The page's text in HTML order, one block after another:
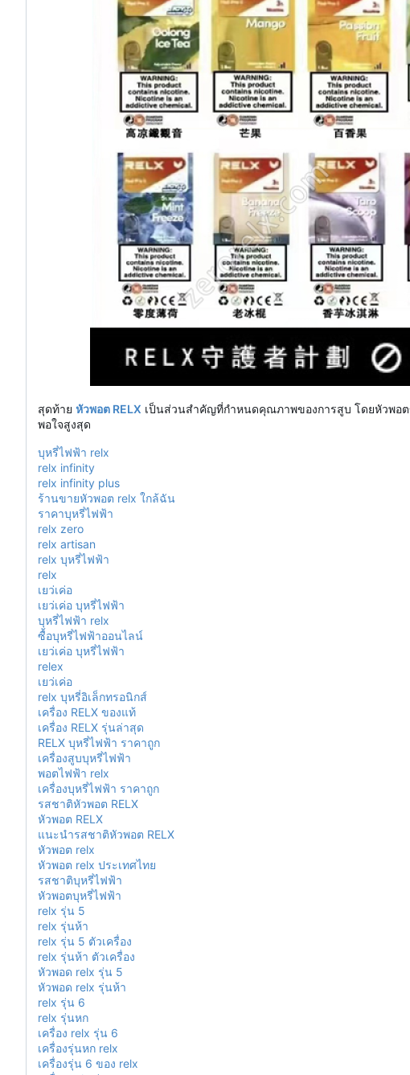
สุดท้าย หัวพอต RELX เป็นส่วนสำคัญที่กำหนดคุณภาพของการสูบ โดยหัวพอ
พอใจสูงสุด
บุหรี่ไฟฟ้า relx
relx infinity
relx infinity plus
ร้านขายหัวพอต relx ใกล้ฉัน
ราคาบุหรี่ไฟฟ้า
relx zero
relx artisan
relx บุหรี่ไฟฟ้า
relx
เยว่เค่อ
เยว่เค่อ บุหรี่ไฟฟ้า
บุหรี่ไฟฟ้า relx
ซื้อบุหรี่ไฟฟ้าออนไลน์
เยว่เค่อ บุหรี่ไฟฟ้า
relex
เยว่เค่อ
relx บุหรี่อิเล็กทรอนิกส์
เครื่อง RELX ของแท้
เครื่อง RELX รุ่นล่าสุด
RELX บุหรี่ไฟฟ้า ราคาถูก
เครื่องสูบบุหรี่ไฟฟ้า
พอตไฟฟ้า relx
เครื่องบุหรี่ไฟฟ้า ราคาถูก
รสชาติหัวพอต RELX
หัวพอต RELX
แนะนำรสชาติหัวพอต RELX
หัวพอต relx
หัวพอต relx ประเทศไทย
รสชาติบุหรี่ไฟฟ้า
หัวพอตบุหรี่ไฟฟ้า
relx รุ่น 5
relx รุ่นห้า
relx รุ่น 5 ตัวเครื่อง
relx รุ่นห้า ตัวเครื่อง
หัวพอด relx รุ่น 5
หัวพอด relx รุ่นห้า
relx รุ่น 6
relx รุ่นหก
เครื่อง relx รุ่น 6
เครื่องรุ่นหก relx
เครื่องรุ่น 6 ของ relx